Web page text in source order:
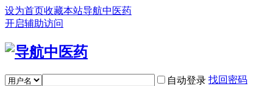
设为首页收藏本站导航中医药
开启辅助访问
自动登录 找回密码